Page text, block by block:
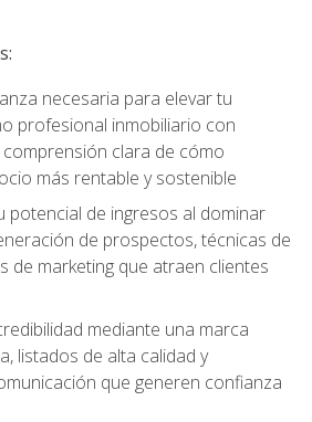
necesaria para elevar tu
profesional inmobiliario con
clara de cómo
más rentable y sostenible
potencial de ingresos al dominar
de prospectos, técnicas de
de marketing que atraen clientes
mediante una marca
listados de alta calidad y
que generen confianza